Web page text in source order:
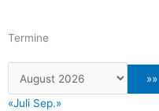
Termine
«Juli Sep.»